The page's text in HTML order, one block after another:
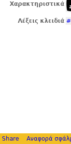
Χαρακτηριστικά
Λέξεις κλειδιά
Share Αναφορά